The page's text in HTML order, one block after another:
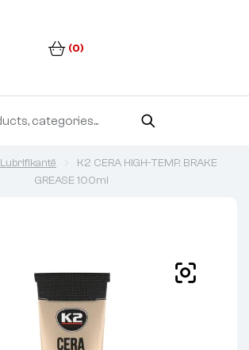
(0)
Lubrifikantë
K2 CERA HIGH-TEMP. BRAKE
GREASE 100ml